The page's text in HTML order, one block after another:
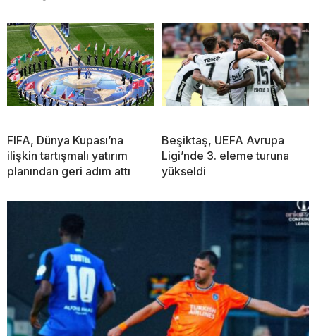
FIFA, Dünya Kupası’na
ilişkin tartışmalı yatırım
planından geri adım attı
Beşiktaş, UEFA Avrupa
Ligi’nde 3. eleme turuna
yükseldi